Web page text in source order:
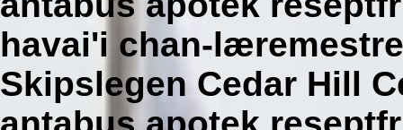
havai'i chan-
Skipslegen Cedar Hill